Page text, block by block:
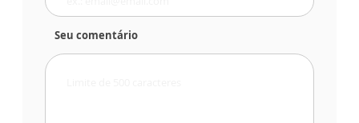
Seu comentário